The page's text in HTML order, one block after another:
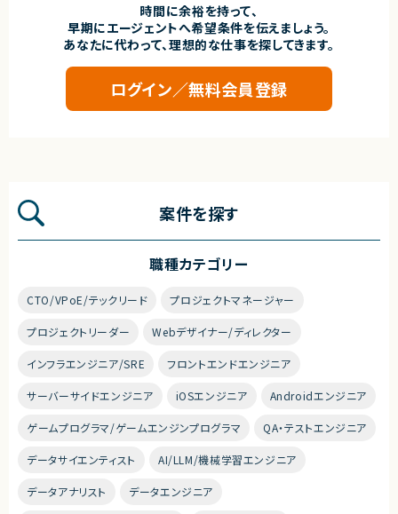
時間に余裕を持って、
早期にエージェントへ希望条件を伝えましょう。
あなたに代わって、理想的な仕事を探してきます。
ログイン／無料会員登録
案件を探す
職種カテゴリー
CTO/VPoE/テックリード プロジェクトマネージャー
プロジェクトリーダー Webデザイナー/ディレクター
インフラエンジニア/SRE フロントエンドエンジニア
サーバーサイドエンジニア iOSエンジニア Androidエンジニア
ゲームプログラマ/ゲームエンジンプログラマ QA・テストエンジニア
データサイエンティスト AI/LLM/機械学習エンジニア
データアナリスト データエンジニア